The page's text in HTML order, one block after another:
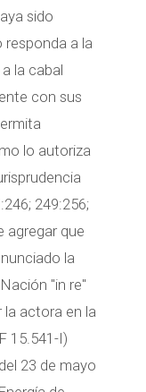
sido
responda a la
la cabal
con sus
lo autoriza
249:256;
agregar que
la
"in re"
la actora en la
15.541-I)
23 de mayo